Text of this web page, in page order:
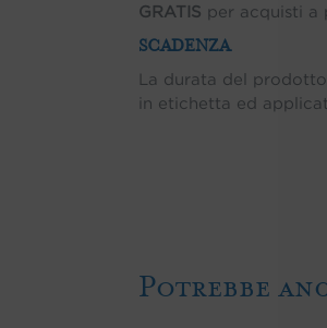
GRATIS per acquisti a
SCADENZA
La durata del
in etichetta ed
Potrebbe